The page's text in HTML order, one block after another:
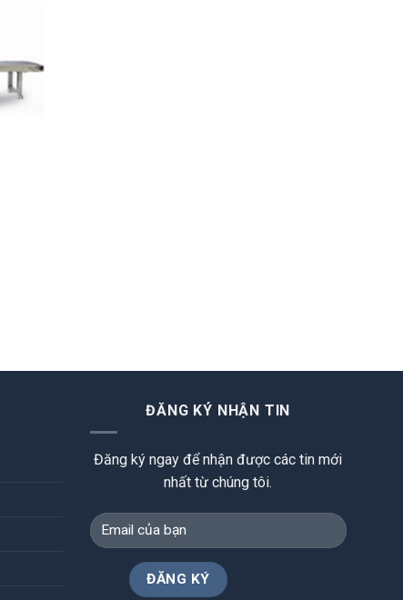
ĐĂNG KÝ NHẬN TIN
Đăng ký ngay để nhận được các tin mới
nhất từ chúng tôi.